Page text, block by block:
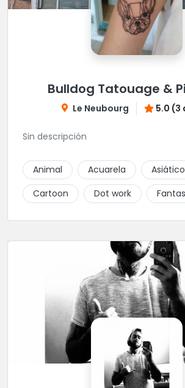
Bulldog Tatouage &
Le Neubourg 5.0 (3
Sin descripción
Animal Acuarela
Asiático
Cartoon
Dot work